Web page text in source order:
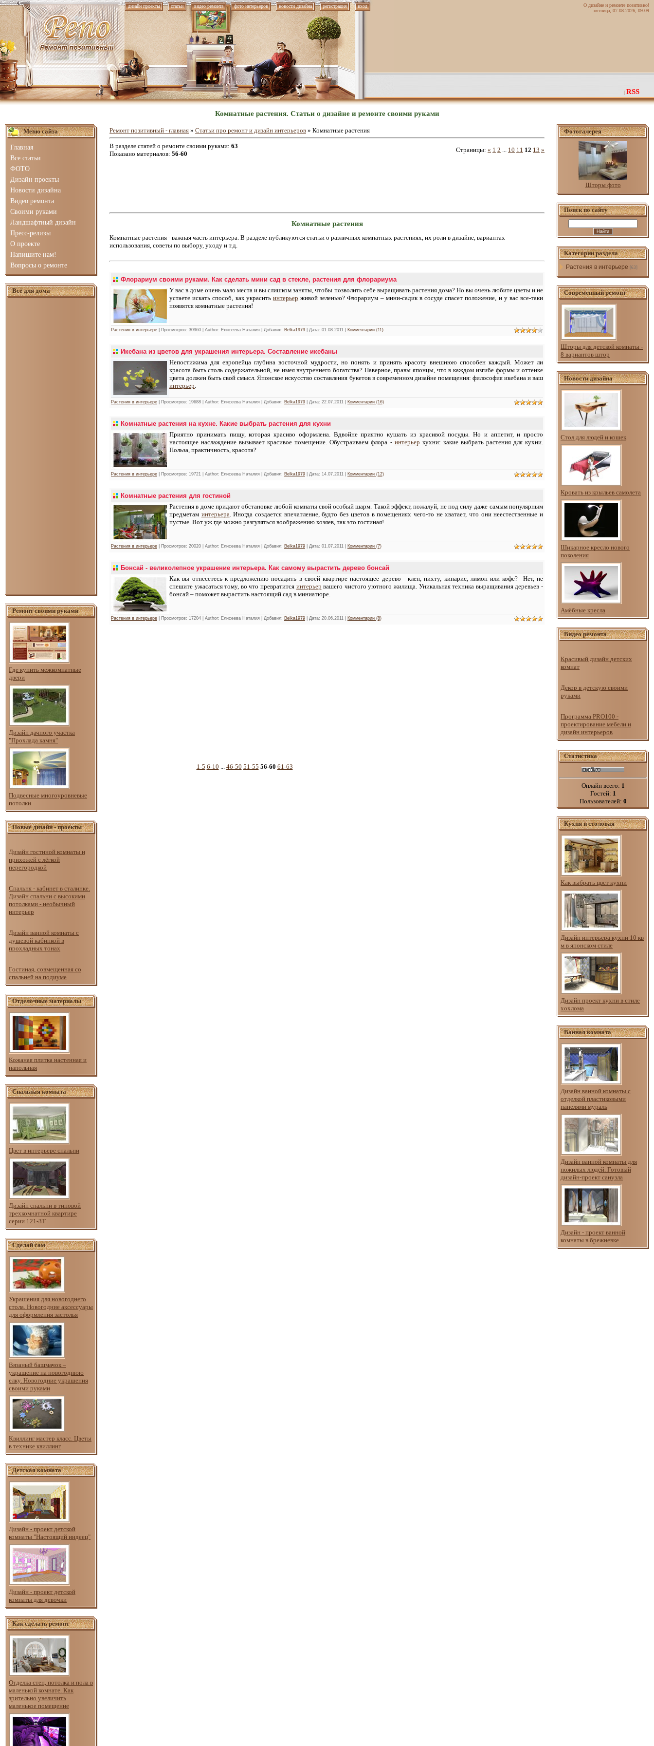
дизайн проекты статьи видео ремонта фото интерьеров новости дизайна регистрация вход
О дизайне и ремонте позитивно!
пятница, 07.08.2026, 09:09
| RSS
Комнатные растения. Статьи о дизайне и ремонте своими руками
Меню сайта
Главная
Все статьи
ФОТО
Дизайн проекты
Новости дизайна
Видео ремонта
Своими руками
Ландшафтный дизайн
Пресс-релизы
О проекте
Напишите нам!
Вопросы о ремонте
Всё для дома
Ремонт своими руками
Где купить межкомнатные
двери
Дизайн дачного участка
"Прохлада камня"
Подвесные многоуровневые
потолки
Новые дизайн - проекты
Дизайн гостиной комнаты и
прихожей с лёгкой
перегородкой
Спальня - кабинет в сталинке.
Дизайн спальни с высокими
потолками - необычный
интерьер
Дизайн ванной комнаты с
душевой кабинкой в
прохладных тонах
Гостиная, совмещенная со
спальней на подиуме
Отделочные материалы
Кожаная плитка настенная и
напольная
Спальная комната
Цвет в интерьере спальни
Дизайн спальни в типовой
трехкомнатной квартире
серии 121-3Т
Сделай сам
Украшения для новогоднего
стола. Новогодние аксессуары
для оформления застолья
Вязаный башмачок –
украшение на новогоднюю
елку. Новогодние украшения
своими руками
Квиллинг мастер класс. Цветы
в технике квиллинг
Детская комната
Дизайн - проект детской
комнаты "Настоящий индеец"
Дизайн - проект детской
комнаты для девочки
Как сделать ремонт
Отделка стен, потолка и пола в
маленькой комнате. Как
зрительно увеличить
маленькое помещение
Ремонт позитивный - главная » Статьи про ремонт и дизайн интерьеров » Комнатные растения
В разделе статей о ремонте своими руками: 63
Показано материалов: 56-60
Страницы: « 1 2 10 11 12 13 »
Комнатные растения
Комнатные растения - важная часть интерьера. В разделе публикуются статьи о различных комнатных растениях, их роли в дизайне, вариантах
использования, советы по выбору, уходу и т.д.
Флорариум своими руками. Как сделать мини сад в стекле, растения для флорариума
У вас в доме очень мало места и вы слишком заняты, чтобы позволить себе выращивать растения дома? Но вы очень любите цветы и не
устаете искать способ, как украсить интерьер живой зеленью? Флорариум – мини-садик в сосуде спасет положение, и у вас все-таки
появятся комнатные растения!
Растения в интерьере | Просмотров: 30960 | Author: Елисеева Наталия | Добавил: Belka1979 | Дата: 01.08.2011 Комментарии (11)
Икебана из цветов для украшения интерьера. Составление икебаны
Непостижима для европейца глубина восточной мудрости, но понять и принять красоту внешнюю способен каждый. Может ли
красота быть столь содержательной, не имея внутреннего богатства? Наверное, правы японцы, что в каждом изгибе формы и оттенке
цвета должен быть свой смысл. Японское искусство составления букетов в современном дизайне помещения: философия икебана и ваш
интерьер
Растения в интерьере | Просмотров: 19688 | Author: Елисеева Наталия | Добавил: Belka1979 | Дата: 22.07.2011 Комментарии (16)
Комнатные растения на кухне. Какие выбрать растения для кухни
Приятно принимать пищу, которая красиво оформлена. Вдвойне приятно кушать из красивой посуды. Но и аппетит, и просто
настоящее наслаждение вызывает красивое помещение. Обустраиваем флора - интерьер кухни: какие выбрать растения для кухни.
Польза, практичность, красота?
Растения в интерьере | Просмотров: 19721 | Author: Елисеева Наталия | Добавил: Belka1979 | Дата: 14.07.2011 Комментарии (12)
Комнатные растения для гостиной
Растения в доме придают обстановке любой комнаты свой особый шарм. Такой эффект, пожалуй, не под силу даже самым популярным
предметам интерьера . Иногда создается впечатление, будто без цветов в помещениях чего-то не хватает, что они неестественные и
пустые. Вот уж где можно разгуляться воображению хозяев, так это гостиная!
Растения в интерьере | Просмотров: 20020 | Author: Елисеева Наталия | Добавил: Belka1979 | Дата: 01.07.2011 Комментарии (7)
Бонсай - великолепное украшение интерьера. Как самому вырастить дерево бонсай
Как вы отнесетесь к предложению посадить в своей квартире настоящее дерево - клен, пихту, кипарис, лимон или кофе?
Нет, не
спешите ужасаться тому, во что превратится интерьер вашего чистого уютного жилища. Уникальная техника выращивания деревьев -
бонсай – поможет вырастить настоящий сад в миниатюре.
Растения в интерьере | Просмотров: 17204 | Author: Елисеева Наталия | Добавил: Belka1979 | Дата: 20.06.2011 Комментарии (8)
1-5 6-10 46-50 51-55 56-60 61-63
Фотогалерея
Шторы фото
Поиск по сайту
Категории раздела
Растения в интерьере [63]
Современный ремонт
Шторы для детской комнаты -
8 вариантов штор
Новости дизайна
Стол для людей и кошек
Кровать из крыльев самолета
Шикарное кресло нового
поколения
Амёбные кресла
Видео ремонта
Красивый дизайн детских
комнат
Декор в детскую своими
руками
Программа PRO100 -
проектирование мебели и
дизайн интерьеров
Статистика
Онлайн всего: 1
Гостей: 1
Пользователей: 0
Кухня и столовая
Как выбрать цвет кухни
Дизайн интерьера кухни 10 кв
м в японском стиле
Дизайн проект кухни в стиле
хохлома
Ванная комната
Дизайн ванной комнаты с
отделкой пластиковыми
панелями мураль
Дизайн ванной комнаты для
пожилых людей. Готовый
дизайн-проект санузла
Дизайн - проект ванной
комнаты в брежневке